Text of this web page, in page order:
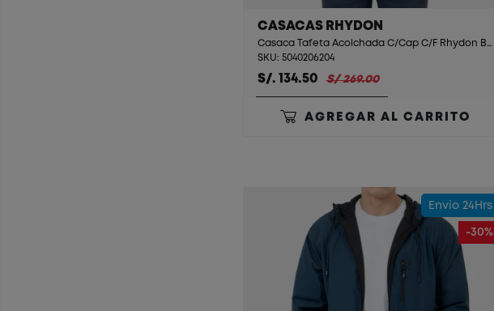
CASACAS RHYDON
Casaca Tafeta Acolchada C/Cap C/F Rhydon Black
SKU: 5040206204
S/. 134.50 S/ 269.00
AGREGAR AL CARRITO
Envío 24Hrs
-30%